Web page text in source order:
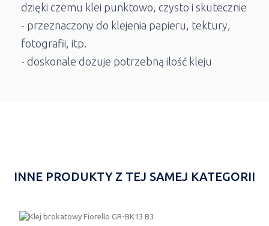
dzięki czemu klei punktowo, czysto i skutecznie
- przeznaczony do klejenia papieru, tektury,
fotografii, itp.
- doskonale dozuje potrzebną ilość kleju
INNE PRODUKTY Z TEJ SAMEJ KATEGORII